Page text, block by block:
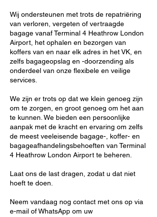
Wij ondersteunen met trots de repatriëring
van verloren, vergeten of vertraagde
bagage vanaf Terminal 4 Heathrow London
Airport, het ophalen en bezorgen van
koffers van en naar elk adres in het VK, en
zelfs bagageopslag en -doorzending als
onderdeel van onze flexibele en veilige
services.
We zijn er trots op dat we klein genoeg zijn
om te zorgen, en groot genoeg om het aan
te kunnen. We bieden een persoonlijke
aanpak met de kracht en ervaring om zelfs
de meest veeleisende bagage-, koffer- en
bagageafhandelingsbehoeften van Terminal
4 Heathrow London Airport te beheren.
Laat ons de last dragen, zodat u dat niet
hoeft te doen.
Neem vandaag nog contact met ons op via
e-mail of WhatsApp om uw